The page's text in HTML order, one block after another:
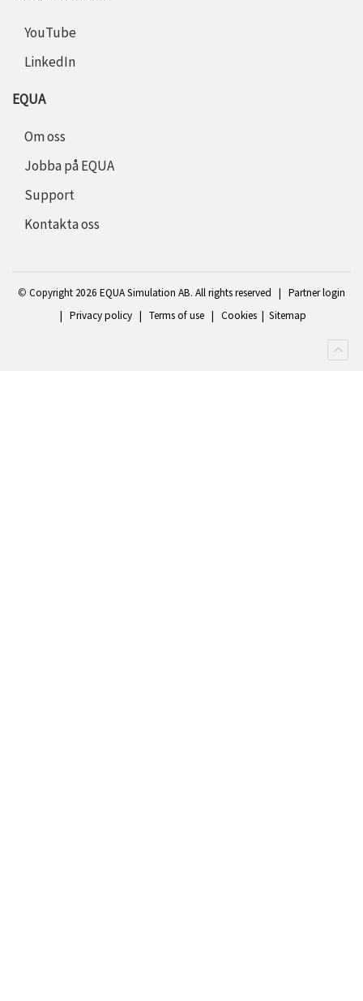
YouTube
LinkedIn
EQUA
Om oss
Jobba på EQUA
Support
Kontakta oss
© Copyright 2026 EQUA Simulation AB. All rights reserved | Partner login
| Privacy policy| Terms of use| Cookies| Sitemap